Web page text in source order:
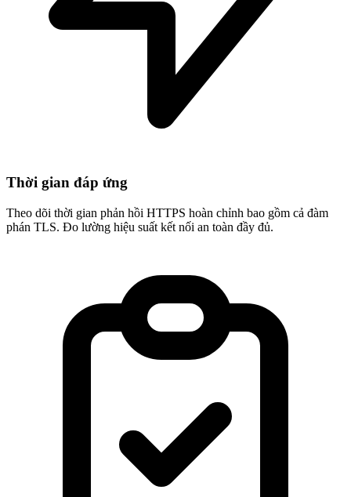
Thời gian đáp ứng
Theo dõi thời gian phản hồi HTTPS hoàn chỉnh bao gồm cả đàm
phán TLS. Đo lường hiệu suất kết nối an toàn đầy đủ.